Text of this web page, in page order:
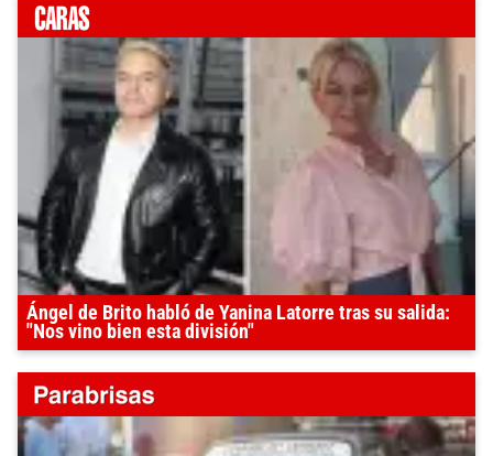
Ángel de Brito habló de Yanina Latorre tras su salida:
"Nos vino bien esta división"